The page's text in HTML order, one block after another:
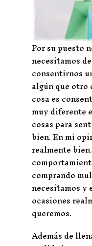
Por su puesto
necesitamos
consentirnos
algún que
cosa es
muy diferente
cosas para
bien. En mi
realmente
comprando
necesitamos y
ocasiones
queremos.
Además de